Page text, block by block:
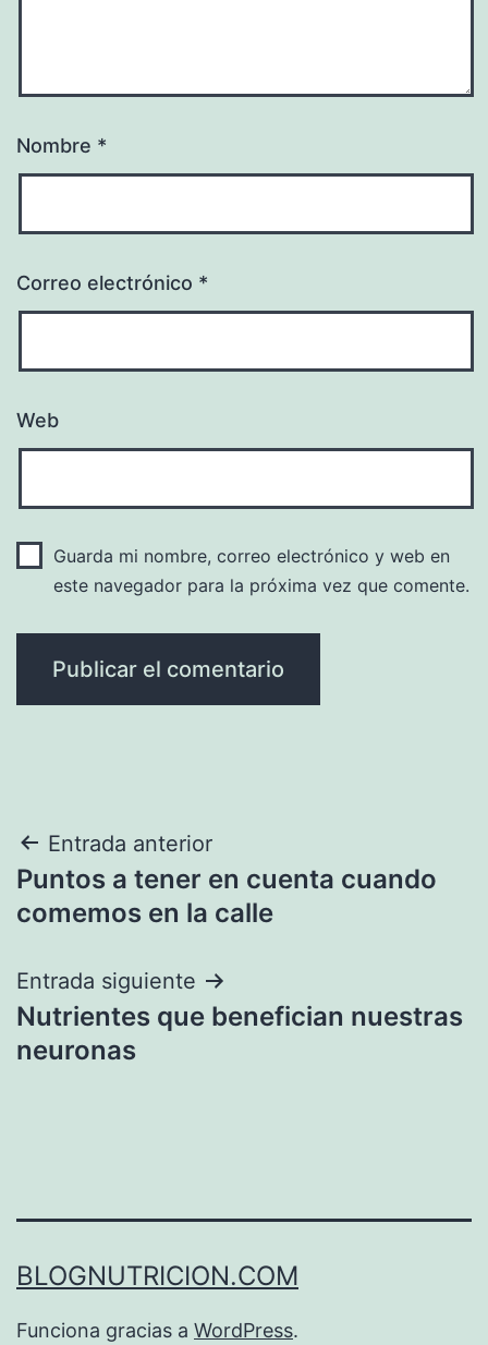
Nombre *
Correo electrónico *
Web
Guarda mi nombre, correo electrónico y web en
este navegador para la próxima vez que comente.
Navegación
de
Entrada anterior
Puntos a tener en cuenta cuando
comemos en la calle
Entrada siguiente
Nutrientes que benefician nuestras
neuronas
BLOGNUTRICION.COM
Funciona gracias a WordPress.